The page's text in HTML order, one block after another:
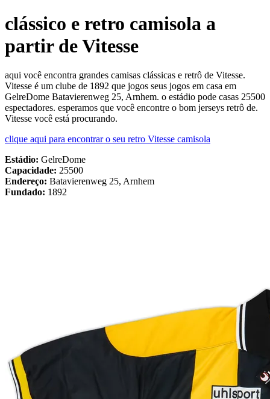
clássico e retro camisola a
partir de Vitesse
aqui você encontra grandes camisas clássicas e retrô de Vitesse.
Vitesse é um clube de 1892 que jogos seus jogos em casa em
GelreDome Batavierenweg 25, Arnhem. o estádio pode casas 25500
espectadores. esperamos que você encontre o bom jerseys retrô de.
Vitesse você está procurando.
clique aqui para encontrar o seu retro Vitesse camisola
Estádio: GelreDome
Capacidade: 25500
Endereço: Batavierenweg 25, Arnhem
Fundado: 1892